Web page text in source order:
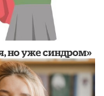
но уже синдром»